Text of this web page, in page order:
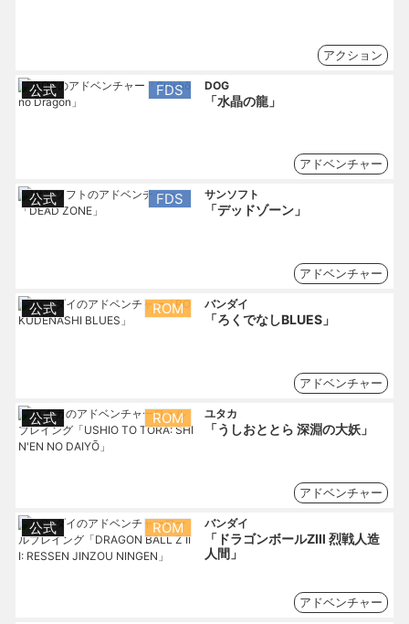
アクション
公式 FDS DOG
「水晶の龍」
アドベンチャー
公式 FDS サンソフト
「デッドゾーン」
アドベンチャー
公式 ROM バンダイ
「ろくでなしBLUES」
アドベンチャー
公式 ROM ユタカ
「うしおととら 深淵の大妖」
アドベンチャー
公式 ROM バンダイ
「ドラゴンボールZⅢ 烈戦人造
人間」
アドベンチャー